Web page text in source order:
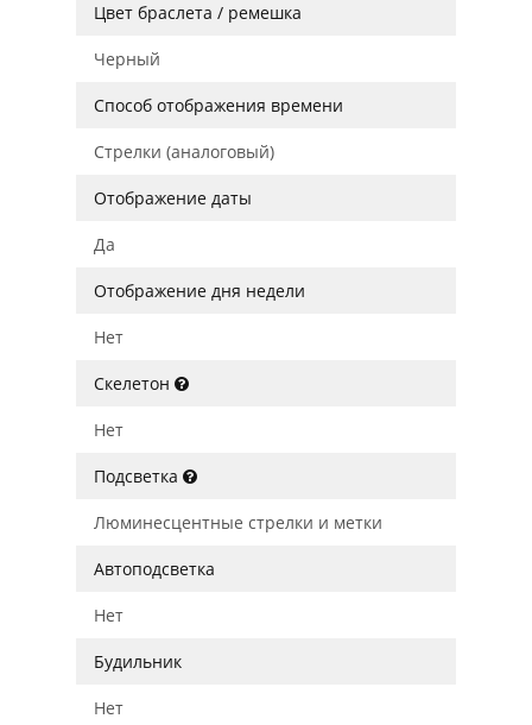
Цвет браслета / ремешка
Черный
Способ отображения времени
Стрелки (аналоговый)
Отображение даты
Да
Отображение дня недели
Нет
Скелетон
Нет
Подсветка
Люминесцентные стрелки и метки
Автоподсветка
Нет
Будильник
Нет